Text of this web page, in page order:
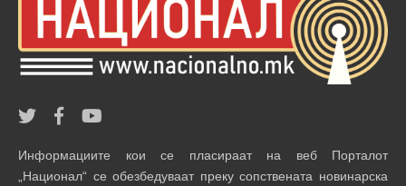
Информациите кои се пласираат на веб Порталот
„Национал“ се обезбедуваат преку сопствената новинарска